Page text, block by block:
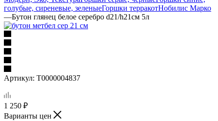
голубые, сиреневые, зеленыеГоршки терракотНобилис Марко
—Бутон глянец белое серебро d21/h21см 5л
Артикул: Т0000004837
1 250 ₽
Варианты цен